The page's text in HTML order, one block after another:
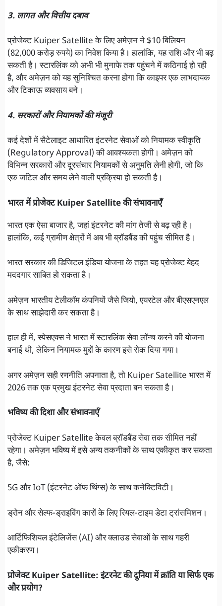
3. लागत और वित्तीय दबाव
प्रोजेक्ट Kuiper Satellite के लिए अमेज़न ने $10 बिलियन
(82,000 करोड़ रुपये) का निवेश किया है। हालांकि, यह राशि और भी बढ़
सकती है। स्टारलिंक को अभी भी मुनाफे तक पहुंचने में कठिनाई हो रही
है, और अमेज़न को यह सुनिश्चित करना होगा कि काइपर एक लाभदायक
और टिकाऊ व्यवसाय बने।
4. सरकारों और नियामकों की मंजूरी
कई देशों में सैटेलाइट आधारित इंटरनेट सेवाओं को नियामक स्वीकृति
(Regulatory Approval) की आवश्यकता होगी। अमेज़न को
विभिन्न सरकारों और दूरसंचार नियामकों से अनुमति लेनी होगी, जो कि
एक जटिल और समय लेने वाली प्रक्रिया हो सकती है।
भारत में प्रोजेक्ट Kuiper Satellite की संभावनाएँ
भारत एक ऐसा बाजार है, जहां इंटरनेट की मांग तेजी से बढ़ रही है।
हालांकि, कई ग्रामीण क्षेत्रों में अब भी ब्रॉडबैंड की पहुंच सीमित है।
भारत सरकार की डिजिटल इंडिया योजना के तहत यह प्रोजेक्ट बेहद
मददगार साबित हो सकता है।
अमेज़न भारतीय टेलीकॉम कंपनियों जैसे जियो, एयरटेल और बीएसएनएल
के साथ साझेदारी कर सकता है।
हाल ही में, स्पेसएक्स ने भारत में स्टारलिंक सेवा लॉन्च करने की योजना
बनाई थी, लेकिन नियामक मुद्दों के कारण इसे रोक दिया गया।
अगर अमेज़न सही रणनीति अपनाता है, तो Kuiper Satellite भारत में
2026 तक एक प्रमुख इंटरनेट सेवा प्रदाता बन सकता है।
भविष्य की दिशा और संभावनाएँ
प्रोजेक्ट Kuiper Satellite केवल ब्रॉडबैंड सेवा तक सीमित नहीं
रहेगा। अमेज़न भविष्य में इसे अन्य तकनीकों के साथ एकीकृत कर सकता
है, जैसे:
5G और IoT (इंटरनेट ऑफ थिंग्स) के साथ कनेक्टिविटी।
ड्रोन और सेल्फ-ड्राइविंग कारों के लिए रियल-टाइम डेटा ट्रांसमिशन।
आर्टिफिशियल इंटेलिजेंस (AI) और क्लाउड सेवाओं के साथ गहरी
एकीकरण।
प्रोजेक्ट Kuiper Satellite: इंटरनेट की दुनिया में क्रांति या सिर्फ एक
और प्रयोग?